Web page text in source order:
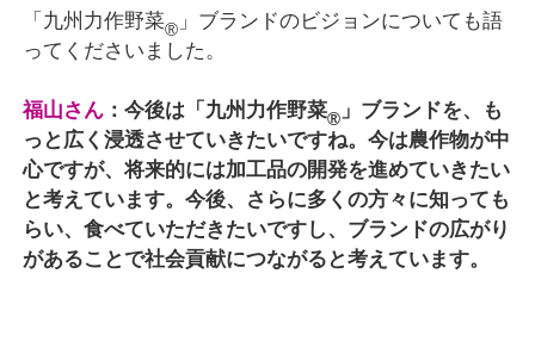
「九州力作野菜® 」ブランドのビジョンについても語
ってくださいました。
福山さん ：今後は「九州力作野菜® 」ブランドを、も
っと広く浸透させていきたいですね。今は農作物が中
心ですが、将来的には加工品の開発を進めていきたい
と考えています。今後、さらに多くの方々に知っても
らい、食べていただきたいですし、ブランドの広がり
があることで社会貢献につながると考えています。